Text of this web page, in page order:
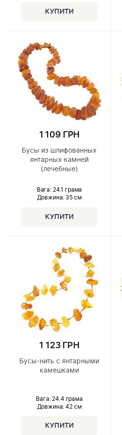
1 109 ГРН
Бусы из шлифованных
янтарных камней
(лечебные)
Вага: 24.1 грама
Довжина: 35 см
1 123 ГРН
Бусы-нить с янтарными
камешками
Вага: 24.4 грама
Довжина: 42 см